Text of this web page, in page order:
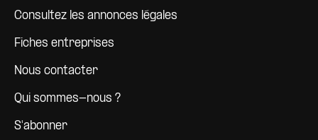
Consultez les annonces légales
Fiches entreprises
Nous contacter
Qui sommes-nous ?
S'abonner